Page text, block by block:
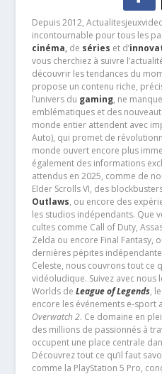
Depuis 2012,
incontournable pour tous les
cinéma,de séries et d’
vous cherchiez à suivre
découvrir les tendances du
propose un contenu riche,
l’univers du gaming, ne
emblématiques et des
monde entier attendent avec
Auto), qui promet de
monde ouvert encore plus
également des informations
attendus en 2025, comme de
Elder Scrolls VI, des
Outlaws, ou encore des
les studios indépendants. Que
cultes comme Call of Duty,
Zelda ou encore Final Fantasy,
dernières pépites
Celeste, nous couvrons tout ce
vidéoludique. Suivez avec
Worlds de League of Legends,
encore les événements e-sport
Overwatch 2. Ce domaine en
des millions de passionnés à
occupent une place centrale
Découvrez tout ce qu’il faut
comme la PlayStation 5 Pro,